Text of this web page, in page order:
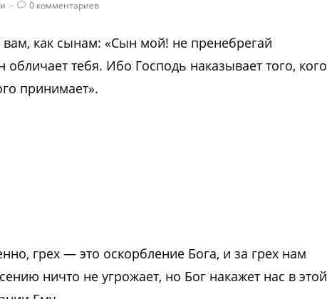
0 комментариев
как сынам: «Сын мой! не пренебрегай
тебя. Ибо Господь наказывает того, кого
принимает».
грех — это оскорбление Бога, и за грех нам
ничто не угрожает, но Бог накажет нас в этой